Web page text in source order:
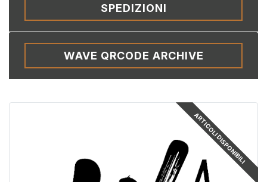
ARTICOLI DISPONIBILI
SPEDIZIONI
WAVE QRCODE ARCHIVE